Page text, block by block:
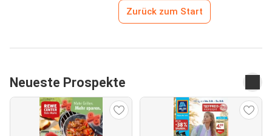
Zurück zum Start
Neueste Prospekte